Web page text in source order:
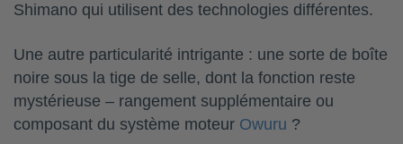
Shimano qui utilisent des technologies différentes.
Une autre particularité intrigante : une sorte de boîte
noire sous la tige de selle, dont la fonction reste
mystérieuse – rangement supplémentaire ou
composant du système moteur Owuru ?